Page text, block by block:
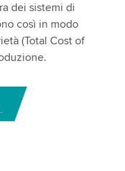
dei sistemi di
così in modo
(Total Cost of
prodotto?